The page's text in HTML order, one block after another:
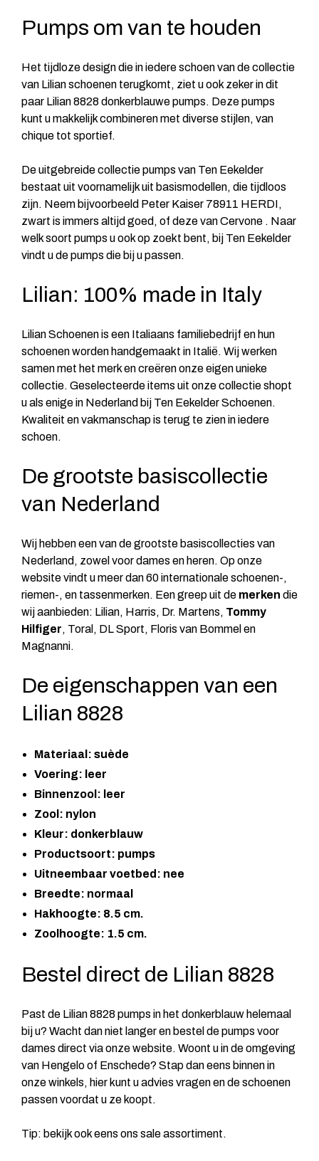
Pumps om van te houden
Het tijdloze design die in iedere schoen van de collectie
van Lilian schoenen terugkomt, ziet u ook zeker in dit
paar Lilian 8828 donkerblauwe pumps. Deze pumps
kunt u makkelijk combineren met diverse stijlen, van
chique tot sportief.
De uitgebreide collectie pumps van Ten Eekelder
bestaat uit voornamelijk uit basismodellen, die tijdloos
zijn. Neem bijvoorbeeld Peter Kaiser 78911 HERDI,
zwart is immers altijd goed, of dezevan Cervone . Naar
welk soort pumps u ook op zoekt bent, bij Ten Eekelder
vindt u de pumps die bij u passen.
Lilian: 100% made in Italy
Lilian Schoenen is een Italiaans familiebedrijf en hun
schoenen worden handgemaakt in Italië. Wij werken
samen met het merk en creëren onze eigen unieke
collectie. Geselecteerde items uit onze collectie shopt
u als enige in Nederland bij Ten Eekelder Schoenen.
Kwaliteit en vakmanschap is terug te zien in iedere
schoen.
De grootste basiscollectie
van Nederland
Wij hebben een van de grootste basiscollecties van
Nederland, zowel voor dames en heren. Op onze
website vindt u meer dan 60 internationale schoenen-,
riemen-, en tassenmerken. Een greep uit de merken die
wij aanbieden: Lilian, Harris, Dr. Martens, Tommy
Hilfiger, Toral, DL Sport, Floris van Bommel en
Magnanni.
De eigenschappen van een
Lilian 8828
Materiaal: suède
Voering: leer
Binnenzool: leer
Zool: nylon
Kleur: donkerblauw
Productsoort: pumps
Uitneembaar voetbed: nee
Breedte: normaal
Hakhoogte: 8.5 cm.
Zoolhoogte: 1.5 cm.
Bestel direct de Lilian 8828
Past de Lilian 8828 pumps in het donkerblauw helemaal
bij u? Wacht dan niet langer en bestel de pumps voor
dames direct via onze website. Woont u in de omgeving
van Hengelo of Enschede? Stap dan eens binnen in
onze winkels, hier kunt u advies vragen en de schoenen
passen voordat u ze koopt.
Tip: bekijk ook eens ons saleassortiment.